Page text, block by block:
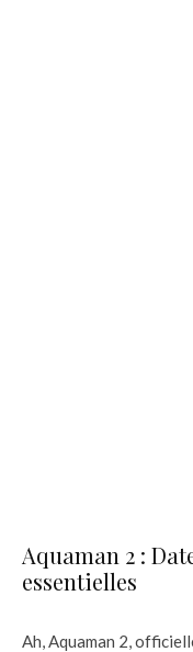
Aquaman 2 :
essentielles
Ah, Aquaman 2,